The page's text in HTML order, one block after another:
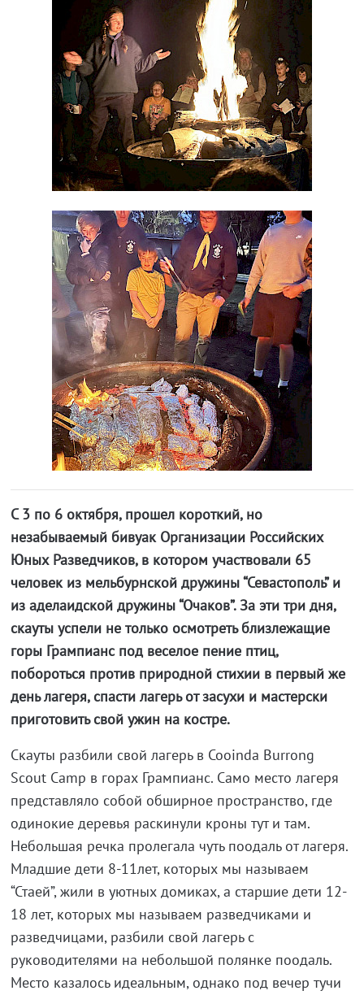
С 3 по 6 октября, прошел короткий, но
незабываемый бивуак Организации Российских
Юных Разведчиков, в котором участвовали 65
человек из мельбурнской дружины “Севастополь” и
из аделаидской дружины “Очаков”. За эти три дня,
скауты успели не только осмотреть близлежащие
горы Грампианс под веселое пение птиц,
побороться против природной стихии в первый же
день лагеря, спасти лагерь от засухи и мастерски
приготовить свой ужин на костре.
Скауты разбили свой лагерь в Cooinda Burrong
Scout Camp в горах Грампианс. Само место лагеря
представляло собой обширное пространство, где
одинокие деревья раскинули кроны тут и там.
Небольшая речка пролегала чуть поодаль от лагеря.
Младшие дети 8-11лет, которых мы называем
“Стаей”, жили в уютных домиках, а старшие дети 12-
18 лет, которых мы называем разведчиками и
разведчицами, разбили свой лагерь с
руководителями на небольшой полянке поодаль.
Место казалось идеальным, однако под вечер тучи